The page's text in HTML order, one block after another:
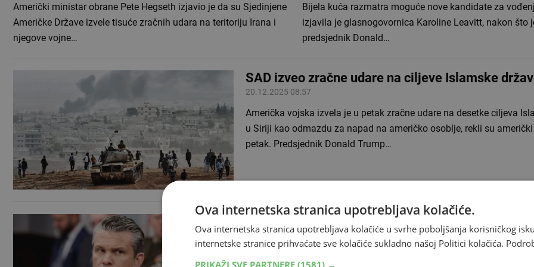
Američki ministar obrane Pete Hegseth izjavio je da su Sjedinjene
Američke Države izvele tisuće zračnih udara na teritoriju Irana i
njegove vojne…
Bijela kuća razmatra moguće nove kandidate za
izjavila je glasnogovornica Karoline Leavitt, nakon što
predsjednik Donald…
SAD izveo zračne udare na ciljeve Islamske
20.12.2025 08:57
Američka vojska izvela je u petak zračne udare na desetke ciljeva
u Siriji kao odmazdu za napad na američko osoblje, rekli su
petak. Predsjednik Donald Trump…
Američki ministar obrane sprema generale na rat
30.09.2025 17:06
Ova internetska stranica upotrebljava kolačiće.
Ova internetska stranica upotrebljava kolačiće u svrhe poboljšanja korisničkog
internetske stranice prihvaćate sve kolačiće sukladno našoj Politici kolačića.
PRIKAŽI SVE PARTNERE (1581) →